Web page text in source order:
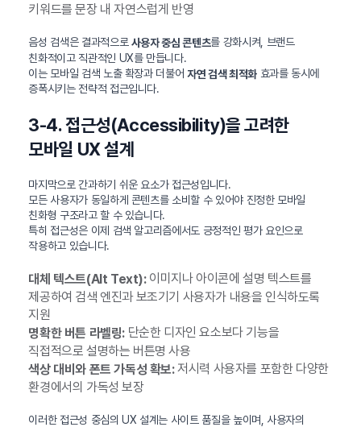
키워드를 문장 내 자연스럽게 반영
음성 검색은 결과적으로 사용자 중심 콘텐츠를 강화시켜, 브랜드
친화적이고 직관적인 UX를 만듭니다.
이는 모바일 검색 노출 확장과 더불어자연 검색 최적화효과를 동시에
증폭시키는 전략적 접근입니다.
3-4. 접근성(Accessibility)을 고려한
모바일 UX 설계
마지막으로 간과하기 쉬운 요소가 접근성입니다.
모든 사용자가 동일하게 콘텐츠를 소비할 수 있어야 진정한 모바일
친화형 구조라고 할 수 있습니다.
특히 접근성은 이제 검색 알고리즘에서도 긍정적인 평가 요인으로
작용하고 있습니다.
대체 텍스트(Alt Text):이미지나 아이콘에 설명 텍스트를
제공하여 검색 엔진과 보조기기 사용자가 내용을 인식하도록
지원
명확한 버튼 라벨링:단순한 디자인 요소보다 기능을
직접적으로 설명하는 버튼명 사용
색상 대비와 폰트 가독성 확보:저시력 사용자를 포함한 다양한
환경에서의 가독성 보장
이러한 접근성 중심의 UX 설계는 사이트 품질을 높이며, 사용자의